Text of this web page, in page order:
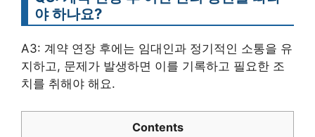
야 하나요?
A3: 계약 연장 후에는 임대인과 정기적인 소통을 유
지하고, 문제가 발생하면 이를 기록하고 필요한 조
치를 취해야 해요.
Contents